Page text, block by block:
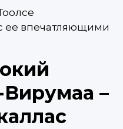
ее впечатляющими
–